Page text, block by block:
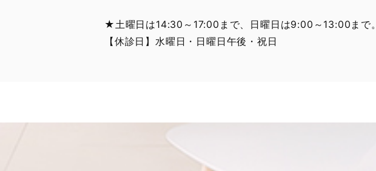
★土曜日は14:30～17:00まで、日曜日は9:00～13:00まで。
【休診日】水曜日・日曜日午後・祝日